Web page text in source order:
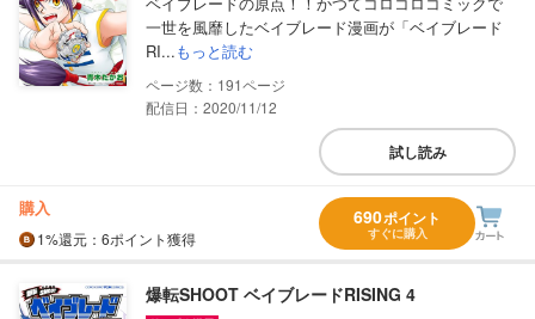
一世を風靡したベイブレード漫画が「ベイブレード
RI...もっと読む
191
配信日：2020/11/12
試し読み
購入
1%還元 ：6ポイント獲得
690ポイント
すぐに購入
爆転SHOOT ベイブレードRISING 4